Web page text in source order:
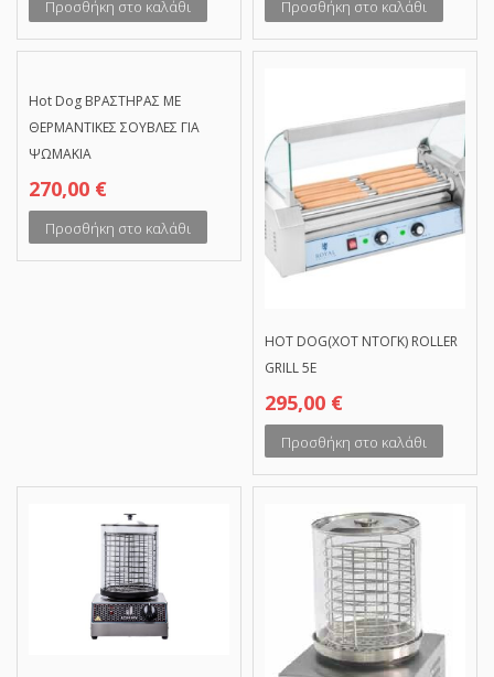
Προσθήκη στο καλάθι Προσθήκη στο καλάθι
Hot Dog ΒΡΑΣΤΗΡΑΣ ΜΕ
ΘΕΡΜΑΝΤΙΚΕΣ ΣΟΥΒΛΕΣ ΓΙΑ
ΨΩΜΑΚΙΑ
270,00 €
Προσθήκη στο καλάθι
HOT DOG(ΧΟΤ ΝΤΟΓΚ) ROLLER
GRILL 5E
295,00 €
Προσθήκη στο καλάθι